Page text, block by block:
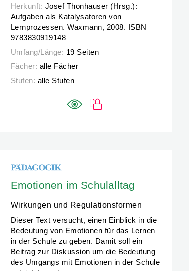
Herkunft: Josef Thonhauser (Hrsg.):
Aufgaben als Katalysatoren von
Lernprozessen. Waxmann, 2008. ISBN
9783830919148
Umfang/Länge: 19 Seiten
Fächer: alle Fächer
Stufen: alle Stufen
Emotionen im Schulalltag
Wirkungen und Regulationsformen
Dieser Text versucht, einen Einblick in die
Bedeutung von Emotionen für das Lernen
in der Schule zu geben. Damit soll ein
Beitrag zur Diskussion um die Bedeutung
des Umgangs mit Emotionen in der Schule